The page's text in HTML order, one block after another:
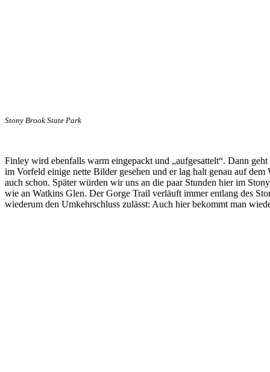
Stony Brook State Park
Finley wird ebenfalls warm eingepackt und „aufgesattelt“. Dann
im Vorfeld einige nette Bilder gesehen und er lag halt genau auf
auch schon. Später würden wir uns an die paar Stunden hier im
wie an Watkins Glen. Der Gorge Trail verläuft immer entlang des
wiederum den Umkehrschluss zulässt: Auch hier bekommt man